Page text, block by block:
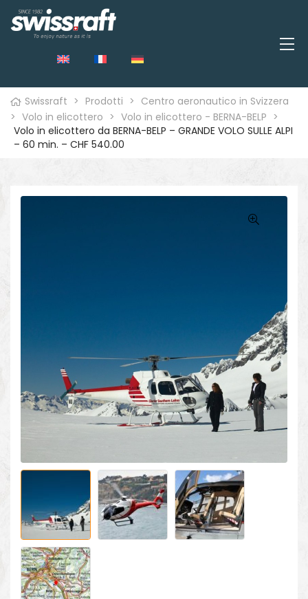
Swissraft > Prodotti > Centro aeronautico in Svizzera
> Volo in elicottero > Volo in elicottero - BERNA-BELP >
Volo in elicottero da BERNA-BELP – GRANDE VOLO SULLE ALPI
– 60 min. – CHF 540.00